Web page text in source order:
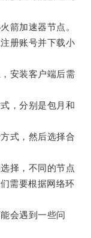
加速器节点。
册账号并下载小
安装客户端后需
，分别是包月和
式，然后选择合
择，不同的节点
需要根据网络环
会遇到一些问